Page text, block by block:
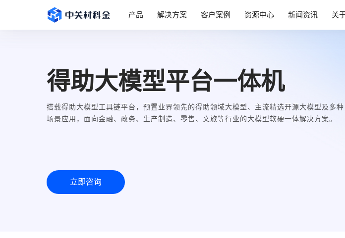
产品 解决方案 客户案例 资源中心 新闻资讯 关
得助大模型平台一体机
搭载得助大模型工具链平台，预置业界领先的得助领域大模型、主流精选开源大模型及多种
场景应用，面向金融、政务、生产制造、零售、文旅等行业的大模型软硬一体解决方案。
立即咨询